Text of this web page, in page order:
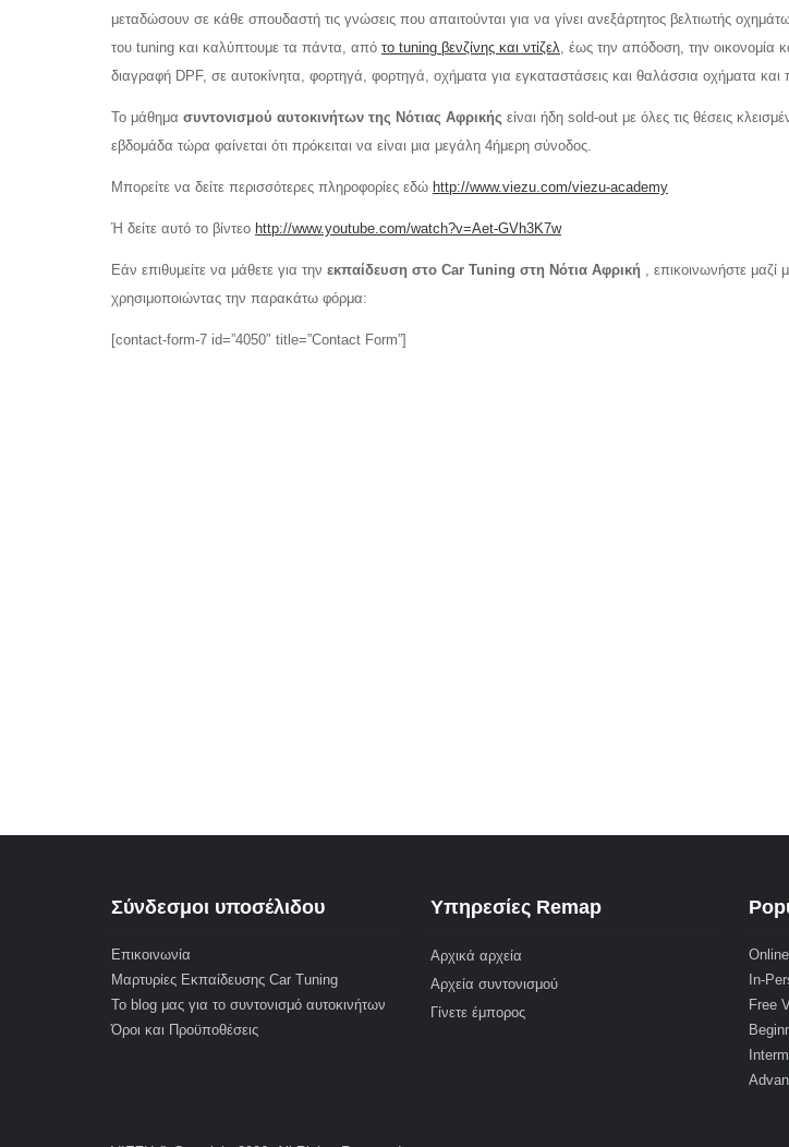
μεταδώσουν σε κάθε σπουδαστή τις γνώσεις που απαιτούνται για να γίνει ανεξάρτητος βελτιωτής
του tuning και καλύπτουμε τα πάντα, από το tuning βενζίνης και ντίζελ , έως την απόδοση, την οικονομία
διαγραφή DPF, σε αυτοκίνητα, φορτηγά, φορτηγά, οχήματα για εγκαταστάσεις και θαλάσσια οχήματα
Το μάθημα συντονισμού αυτοκινήτων της Νότιας Αφρικής είναι ήδη sold-out με όλες τις θέσεις
εβδομάδα τώρα φαίνεται ότι πρόκειται να είναι μια μεγάλη 4ήμερη σύνοδος.
Μπορείτε να δείτε περισσότερες πληροφορίες εδώ http://www.viezu.com/viezu-academy
Ή δείτε αυτό το βίντεο http://www.youtube.com/watch?v=Aet-GVh3K7w
Εάν επιθυμείτε να μάθετε για την εκπαίδευση στο Car Tuning στη Νότια Αφρική
, επικοινωνήστε
χρησιμοποιώντας την παρακάτω φόρμα:
[contact-form-7 id=”4050″ title=”Contact Form”]
Σύνδεσμοι υποσέλιδου
Επικοινωνία
Μαρτυρίες Εκπαίδευσης Car Tuning
Το blog μας για το συντονισμό αυτοκινήτων
Όροι και Προϋποθέσεις
Υπηρεσίες Remap
Αρχικά αρχεία
Αρχεία συντονισμού
Γίνετε έμπορος
In-
Free